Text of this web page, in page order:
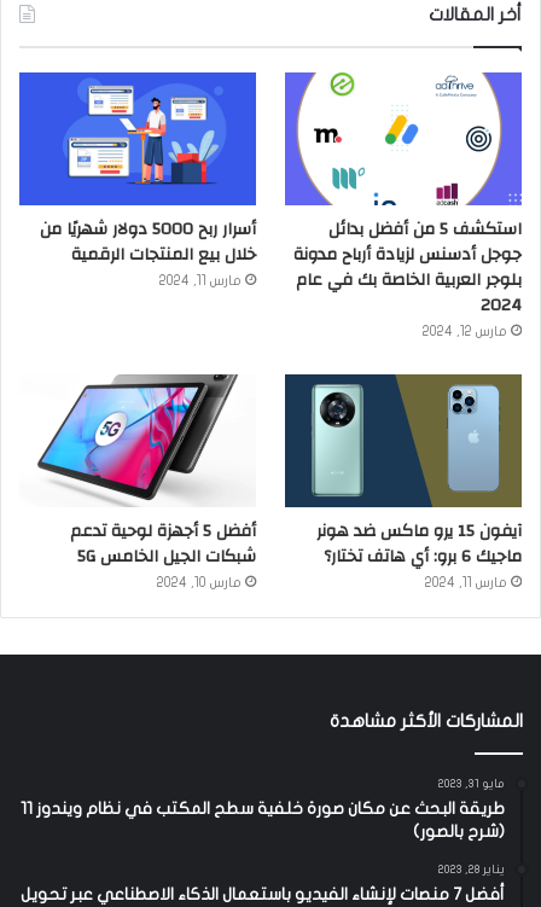
أخر المقالات
استكشف 5 من أفضل بدائل
جوجل أدسنس لزيادة أرباح مدونة
بلوجر العربية الخاصة بك في عام
2024
مارس 12, 2024
أسرار ربح 5000 دولار شهريًا من
خلال بيع المنتجات الرقمية
مارس 11, 2024
آيفون 15 يرو ماكس ضد هونر
ماجيك 6 برو: أي هاتف تختار؟
مارس 11, 2024
أفضل 5 أجهزة لوحية تدعم
شبكات الجيل الخامس 5G
مارس 10, 2024
المشاركات الأكثر مشاهدة
مايو 31, 2023
طريقة البحث عن مكان صورة خلفية سطح المكتب في نظام ويندوز 11
(شرح بالصور)
يناير 28, 2023
أفضل 7 منصات لإنشاء الفيديو باستعمال الذكاء الاصطناعي عبر تحويل